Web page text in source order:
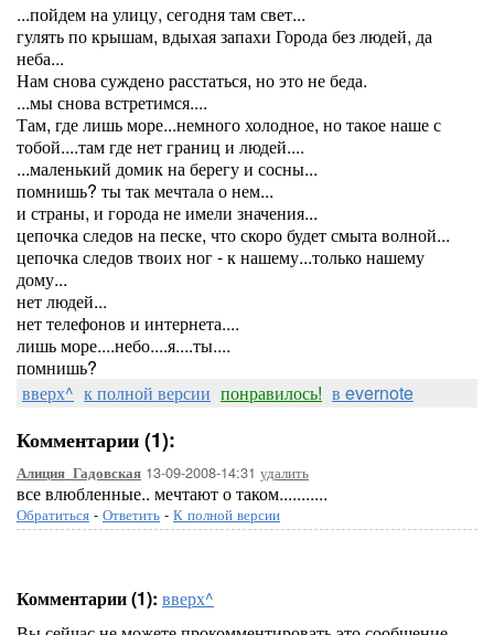
...пойдем на улицу, сегодня там свет...
гулять по крышам, вдыхая запахи Города без людей, да
неба...
Нам снова суждено расстаться, но это не беда.
...мы снова встретимся....
Там, где лишь море...немного холодное, но такое наше с
тобой....там где нет границ и людей....
...маленький домик на берегу и сосны...
помнишь? ты так мечтала о нем...
и страны, и города не имели значения...
цепочка следов на песке, что скоро будет смыта волной...
цепочка следов твоих ног - к нашему...только нашему
дому...
нет людей...
нет телефонов и интернета....
лишь море....небо....я....ты....
помнишь?
вверх^ к полной версии понравилось! в evernote
Комментарии (1):
Алиция_Гадовская 13-09-2008-14:31 удалить
все влюбленные.. мечтают о таком...........
Обратиться - Ответить - К полной версии
Комментарии (1): вверх^